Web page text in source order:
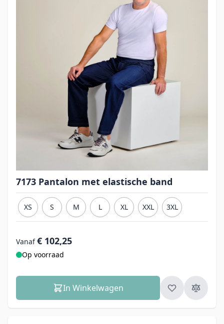
7173 Pantalon met elastische band
XS S M L XL XXL 3XL
Vanaf € 102,25
Op voorraad
In Winkelwagen